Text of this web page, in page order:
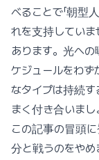
べることで「朝型
れを支持してい
あります。光へ
ケジュールをわず
なタイプは持続す
まく付き合いまし
この記事の冒頭
分と戦うのをや